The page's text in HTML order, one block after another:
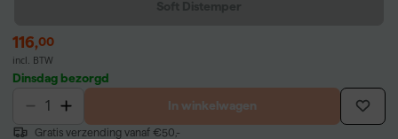
116,00
incl. BTW
Dinsdag bezorgd
In winkelwagen
Gratis verzending vanaf €50,-